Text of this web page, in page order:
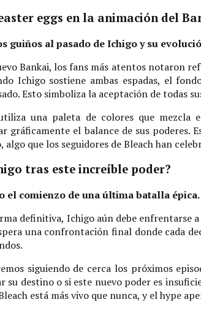
eggs en la animación del
guiños al pasado de Ichigo y su
Bankai, los fans más atentos notaron
Ichigo sostiene ambas espadas, el
Esto simboliza la aceptación de todas
una paleta de colores que
gráficamente el balance de sus poderes.
que los seguidores de Bleach han
tras este increíble poder?
el comienzo de una última batalla épica.
definitiva, Ichigo aún debe enfrentarse
una confrontación final donde cada
siguiendo de cerca los próximos
su destino o si este nuevo poder es
está más vivo que nunca, y el hype